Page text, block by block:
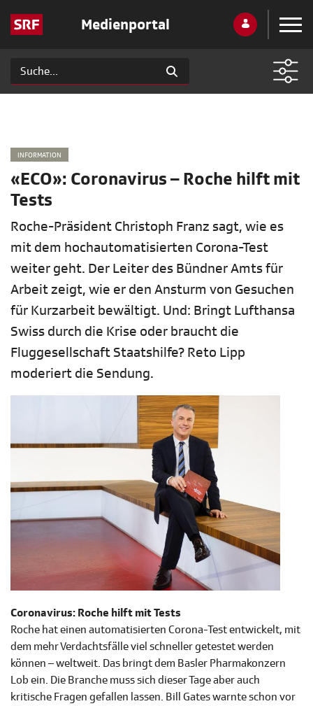
Medienportal
INFORMATION
«ECO»: Coronavirus – Roche hilft mit
Tests
Roche-Präsident Christoph Franz sagt, wie es
mit dem hochautomatisierten Corona-Test
weiter geht. Der Leiter des Bündner Amts für
Arbeit zeigt, wie er den Ansturm von Gesuchen
für Kurzarbeit bewältigt. Und: Bringt Lufthansa
Swiss durch die Krise oder braucht die
Fluggesellschaft Staatshilfe? Reto Lipp
moderiert die Sendung.
Coronavirus: Roche hilft mit Tests
Roche hat einen automatisierten Corona-Test entwickelt, mit
dem mehr Verdachtsfälle viel schneller getestet werden
können – weltweit. Das bringt dem Basler Pharmakonzern
Lob ein. Die Branche muss sich dieser Tage aber auch
kritische Fragen gefallen lassen. Bill Gates warnte schon vor